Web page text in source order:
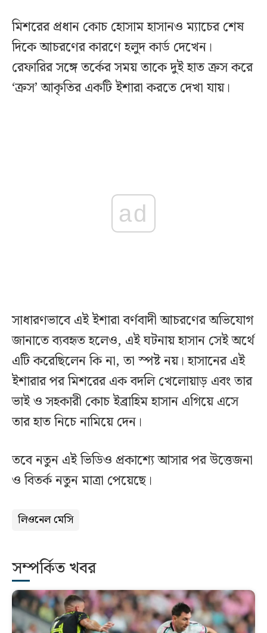
মিশরের প্রধান কোচ হোসাম হাসানও ম্যাচের শেষ
দিকে আচরণের কারণে হলুদ কার্ড দেখেন।
রেফারির সঙ্গে তর্কের সময় তাকে দুই হাত ক্রস করে
‘ক্রস’ আকৃতির একটি ইশারা করতে দেখা যায়।
ad
সাধারণভাবে এই ইশারা বর্ণবাদী আচরণের অভিযোগ
জানাতে ব্যবহৃত হলেও, এই ঘটনায় হাসান সেই অর্থে
এটি করেছিলেন কি না, তা স্পষ্ট নয়। হাসানের এই
ইশারার পর মিশরের এক বদলি খেলোয়াড় এবং তার
ভাই ও সহকারী কোচ ইব্রাহিম হাসান এগিয়ে এসে
তার হাত নিচে নামিয়ে দেন।
তবে নতুন এই ভিডিও প্রকাশ্যে আসার পর উত্তেজনা
ও বিতর্ক নতুন মাত্রা পেয়েছে।
লিওনেল মেসি
সম্পর্কিত খবর